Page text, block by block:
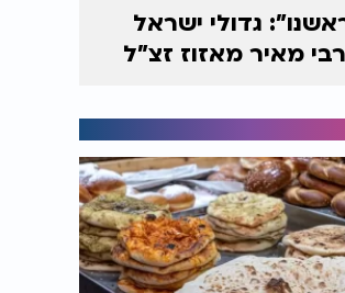
גדולי ישראל
מאיר מאזוז זצ"ל